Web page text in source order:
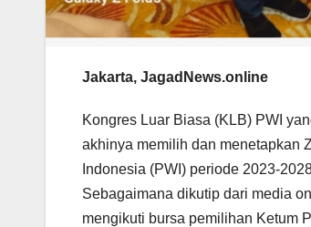
Jakarta, JagadNews.online
Kongres Luar Biasa (KLB) PWI
akhinya memilih dan menetapkan
Indonesia (PWI) periode 2023-
Sebagaimana dikutip dari media
mengikuti bursa pemilihan Ketum